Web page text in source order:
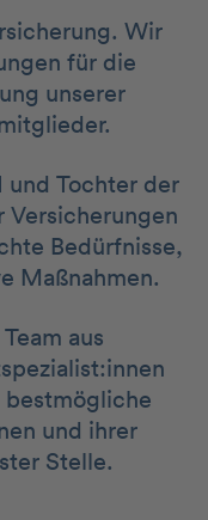
Wir
für die
unserer
und Tochter der
Versicherungen
Bedürfnisse,
Maßnahmen.
aus
bestmögliche
und ihrer
Stelle.